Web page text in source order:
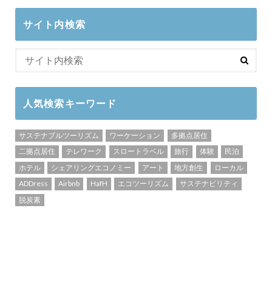
サイト内検索
人気検索キーワード
サステナブルツーリズム ワーケーション
多拠点居住
二拠点居住
テレワーク スロートラベル 旅行 体験
民泊
ホテル
シェアリングエコノミー アート 地方創生
ローカル
ADDress
Airbnb HafH エコツーリズム
サステナビリティ
脱炭素